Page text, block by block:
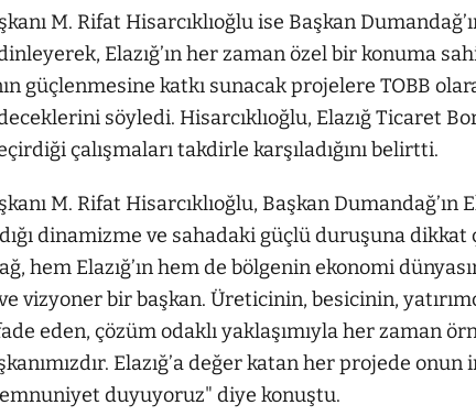
M. Rifat Hisarcıklıoğlu ise Başkan
Elazığ’ın her zaman özel bir konuma
güçlenmesine katkı sunacak projelere TOBB
söyledi. Hisarcıklıoğlu, Elazığ Ticaret
çalışmaları takdirle karşıladığını belirtti.
M. Rifat Hisarcıklıoğlu, Başkan Dumandağ’ın
dinamizme ve sahadaki güçlü duruşuna
hem Elazığ’ın hem de bölgenin ekonomi
vizyoner bir başkan. Üreticinin, besicinin,
eden, çözüm odaklı yaklaşımıyla her zaman
Elazığ’a değer katan her projede onun
duyuyoruz" diye konuştu.